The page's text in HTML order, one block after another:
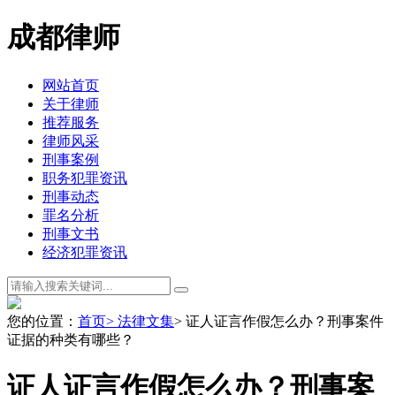
成都律师
网站首页
关于律师
推荐服务
律师风采
刑事案例
职务犯罪资讯
刑事动态
罪名分析
刑事文书
经济犯罪资讯
您的位置： 首页> 法律文集> 证人证言作假怎么办？刑事案件
证据的种类有哪些？
证人证言作假怎么办？刑事案